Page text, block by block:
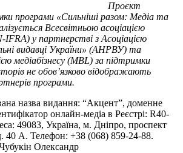
Проєкт
програми «Сильніші разом: Медіа та
Всесвітньою асоціацією
IFRA) у партнерстві з Асоціацією
видавці України» (АНРВУ) та
медіабізнесу (MBL) за підтримки
не обов’язково відображають
програми.
назва видання: “Акцент”, доменне
онлайн-медіа в Реєстрі: R40-
49083, Україна, м. Дніпро, проспект
40 А. Телефон: +38 (068) 859-24-88.
Олександр